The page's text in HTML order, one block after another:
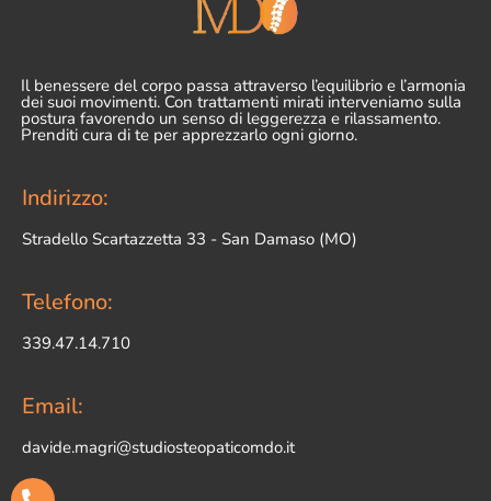
Il benessere del corpo passa attraverso l’equilibrio e l’armonia
dei suoi movimenti. Con trattamenti mirati interveniamo sulla
postura favorendo un senso di leggerezza e rilassamento.
Prenditi cura di te per apprezzarlo ogni giorno.
Indirizzo:
Stradello Scartazzetta 33 - San Damaso (MO)
Telefono:
339.47.14.710
Email:
davide.magri@studiosteopaticomdo.it